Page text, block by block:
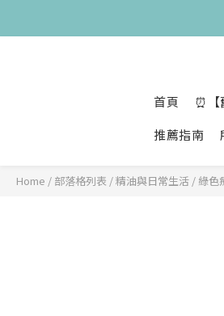
首頁 ⏰
推薦指南
Home / 部落格列表 /精油與日常生活 / 綠色